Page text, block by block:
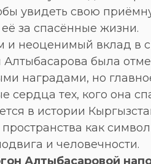
увидеть свою
за спасённые жизни.
и неоценимый вклад в
Алтыбасарова была
наградами, но
сердца тех, кого она
в истории
пространства как
и человечности.
Алтыбасаровой